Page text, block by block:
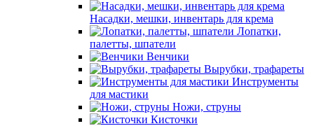
Насадки, мешки, инвентарь для крема
Лопатки,
палетты, шпатели
Венчики
Вырубки, трафареты
Инструменты
для мастики
Ножи, струны
Кисточки